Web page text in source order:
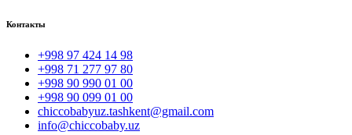
Контакты
+998 97 424 14 98
+998 71 277 97 80
+998 90 990 01 00
+998 90 099 01 00
chiccobabyuz.tashkent@gmail.com
info@chiccobaby.uz